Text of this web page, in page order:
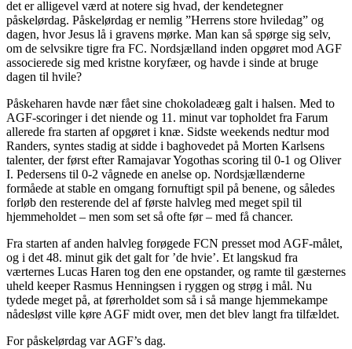
det er alligevel værd at notere sig hvad, der kendetegner
påskelørdag. Påskelørdag er nemlig ”Herrens store hviledag” og
dagen, hvor Jesus lå i gravens mørke. Man kan så spørge sig selv,
om de selvsikre tigre fra FC. Nordsjælland inden opgøret mod AGF
associerede sig med kristne koryfæer, og havde i sinde at bruge
dagen til hvile?
Påskeharen havde nær fået sine chokoladeæg galt i halsen. Med to
AGF-scoringer i det niende og 11. minut var topholdet fra Farum
allerede fra starten af opgøret i knæ. Sidste weekends nedtur mod
Randers, syntes stadig at sidde i baghovedet på Morten Karlsens
talenter, der først efter Ramajavar Yogothas scoring til 0-1 og Oliver
I. Pedersens til 0-2 vågnede en anelse op. Nordsjællænderne
formåede at stable en omgang fornuftigt spil på benene, og således
forløb den resterende del af første halvleg med meget spil til
hjemmeholdet – men som set så ofte før – med få chancer.
Fra starten af anden halvleg forøgede FCN presset mod AGF-målet,
og i det 48. minut gik det galt for ’de hvie’. Et langskud fra
værternes Lucas Haren tog den ene opstander, og ramte til gæsternes
uheld keeper Rasmus Henningsen i ryggen og strøg i mål. Nu
tydede meget på, at førerholdet som så i så mange hjemmekampe
nådesløst ville køre AGF midt over, men det blev langt fra tilfældet.
For påskelørdag var AGF’s dag.